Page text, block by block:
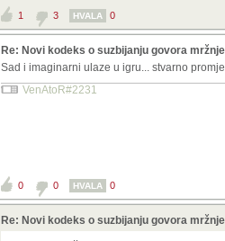
1 3 HVALA 0
Re: Novi kodeks o suzbijanju govora
Sad i imaginarni ulaze u igru... stvarno
VenAtoR#2231
0 0 HVALA 0
Re: Novi kodeks o suzbijanju govora